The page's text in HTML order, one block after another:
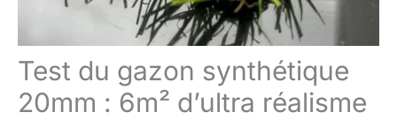
Test du gazon synthétique
20mm : 6m² d’ultra réalisme